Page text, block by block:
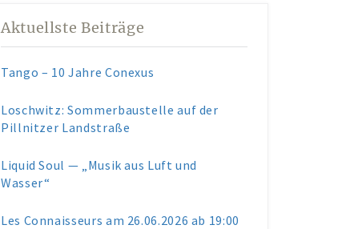
Aktuellste Beiträge
Tango – 10 Jahre Conexus
Loschwitz: Sommerbaustelle auf der
Pillnitzer Landstraße
Liquid Soul — „Musik aus Luft und
Wasser“
Les Connaisseurs am 26.06.2026 ab 19:00